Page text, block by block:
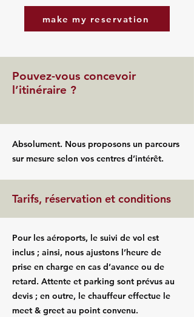
make my reservation
Pouvez-vous concevoir
l’itinéraire ?
Absolument. Nous proposons un parcours
sur mesure selon vos centres d’intérêt.
Tarifs, réservation et conditions
Pour les aéroports, le suivi de vol est
inclus ; ainsi, nous ajustons l’heure de
prise en charge en cas d’avance ou de
retard. Attente et parking sont prévus au
devis ; en outre, le chauffeur effectue le
meet & greet au point convenu.